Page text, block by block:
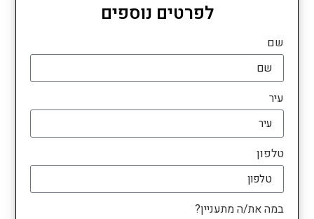
לפרטים נוספים
שם
עיר
טלפון
במה את/ה מתעניין?